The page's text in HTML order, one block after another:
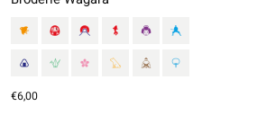
€6,00